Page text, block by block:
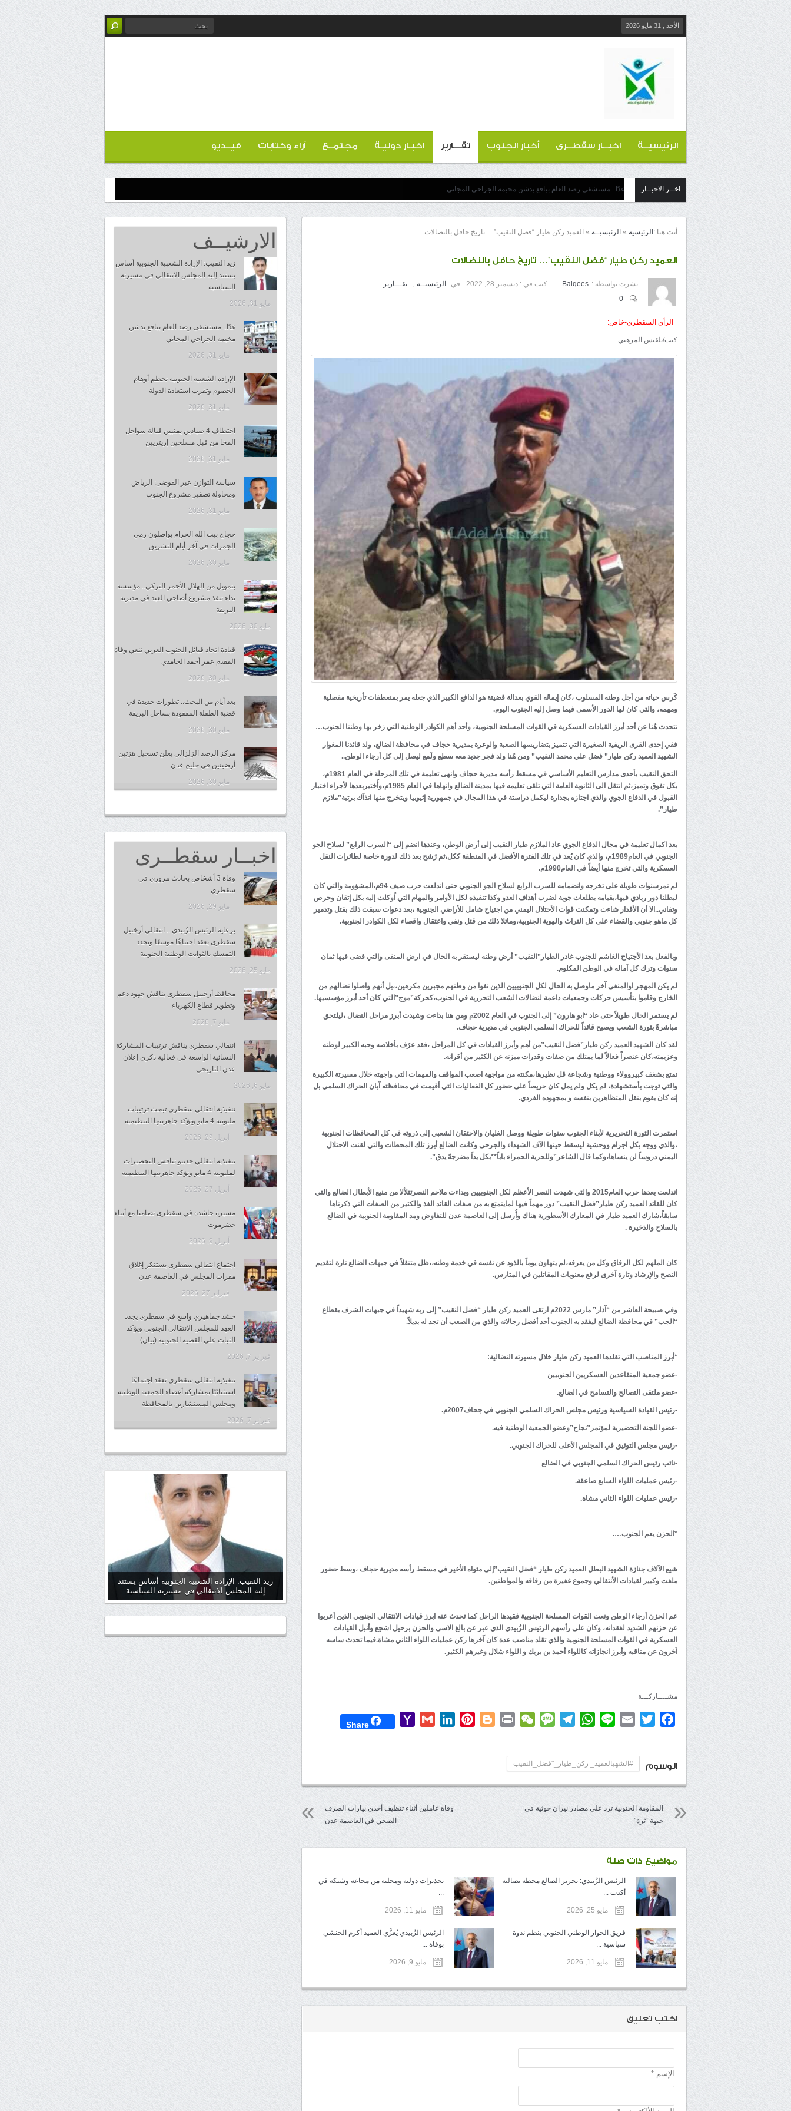
الأحد , 31 مايو 2026
الرئيسيــة اخبــار سقطــرى أخبار الجنوب تقـــارير اخبـار دوليـة مجتمــع آراء وكتابات فيــديو
اخــر الاخبــار غدًا.. مستشفى رصد العام بيافع يدشن مخيمه الجراحي المجاني
أنت هنا : الرئيسية » الرئيسيــة » العميد ركن طيار “فضل النقيب”… تاريخ حافل بالنضالات
العميد ركن طيار “فضل النقيب”… تاريخ حافل بالنضالات
نشرت بواسطة : Balqees كتب في : ديسمبر 28, 2022 في الرئيسيــة ,
تقـــارير
0
_الرأي السقطري-خاص:
كتب/بلقيس المرهبي
كَرس حياته من أجل وطنه المسلوب ،كان إيمانُه القوي بعدالة قضيتة هو الدافع الكبير الذي جعله يمر بمنعطفات تأريخية مفصلية
ومهمه، والتي كان لها الدور الأسمى فيما وصل إليه الجنوب اليوم.
نتحدث هُنا عن أحد أبرز القيادات العسكرية في القوات المسلحة الجنوبية، وأحد أهم الكوادر الوطنية التي زخر بها وطننا الجنوب…
ففي إحدى القرى الريفية الصغيرة التي تتميز بتضاريسها الصعبة والوعرة بمديرية حجاف في محافظة الضالع، ولد قائدنا المغوار
الشهيد العميد ركن طيار” فضل علي محمد النقيب” ومن هُنا ولد فجر جديد معه سطع ولَمع ليصل إلى كل أرجاء الوطن..
التحق النقيب بأحدى مدارس التعليم الأساسي في مسقط رأسه مديرية حجاف وانهى تعليمة في تلك المرحلة في العام 1981م،
بكل تفوق وتميز،ثم انتقل الى الثانوية العامة التي تلقى تعليمه فيها بمدينة الضالع وانهاها في العام 1985م،وأُختيربعدها لأجراء اختبار
القبول في الدفاع الجوي والذي اجتازه بجدارة ليكمل دراستة في هذا المجال في جمهورية إثيوبيا ويتخرج منها انذآك برتبة”ملازم
طيار”.
بعد اكمال تعليمة في مجال الدفاع الجوي عاد الملازم طيار النقيب إلى أرض الوطن، وعندها انضم إلى “السرب الرابع” لسلاح الجو
الجنوبي في العام1989م، والذي كان يُعد في تلك الفترة الأفضل في المنطقة ككل،ثم رُشح بعد ذلك لدورة خاصة لطائرات النقل
العسكرية والتي تخرج منها أيضاً في العام1990م.
لم تمرسنوات طويلة على تخرجه وانضمامه للسرب الرابع لسلاح الجو الجنوبي حتى اندلعت حرب صيف 94م،المشؤومة والتي كان
لبطلنا دور ريادي فيها،بقيامه بطلعات جوية لضرب أهداف العدو وكذا تنفيذه لكل الأوامر والمهام التي اُوكلت إليه بكل إتقان وحرص
وتفاني..الا أن الأقدار شاءت وتمكنت قوات الأحتلال اليمني من اجتياح شامل للأراضي الجنوبية ،بعد دعوات سبقت ذلك بقتل وتدمير
كل ماهو جنوبي والقضاء على كل التراث والهوية الجنوبية،وماتلا ذلك من قتل ونفي واعتقال واقصاء لكل الكوادر الجنوبية.
وبالفعل بعد الأجتياح الغاشم للجنوب غادر الطيار”النقيب” أرض وطنه ليستقر به الحال في ارض المنفى والتي قضى فيها ثمان
سنوات وترك كل آماله في الوطن المكلوم.
لم يكن المهجر اوالمنفى آخر ماوصل به الحال لكل الجنوبيين الذين نفوا من وطنهم مجبرين مكرهين،،بل أنهم واصلوا نضالهم من
الخارج وقاموا بتأسيس حركات وجمعيات داعمة لنضالات الشعب التحررية في الجنوب،كحركة”موج”التي كان أحد أبرز مؤسسيها.
لم يستمر الحال طويلاً حتى عاد “ابو هارون” إلى الجنوب في العام 2002م ومن هنا بداءت وشيدت أبرز مراحل النضال ،ليلتحق
مباشرةً بثورة الشعب ويصبح قائداً للحراك السلمي الجنوبي في مديرية حجاف.
لقد كان الشهيد العميد ركن طيار”فضل النقيب”من أهم وأبرز القيادات في كل المراحل ،فقد عرُف بأخلاصه وحبه الكبير لوطنه
وعزيمته،كان عنصراً فعالاً لما يمتلك من صفات وقدرات ميزته عن الكثير من أقرانه.
تمتع بشغف كبيروولاء ووطنية وشجاعة قل نظيرها،مكنته من مواجهة اصعب المواقف والمهمات التي واجهته خلال مسيرتة الكبيرة
والتي توجت بأستشهادة، لم يكل ولم يمل كان حريصاً على حضور كل الفعاليات التي أقيمت في محافظته آبان الحراك السلمي بل
إنه كان يقوم بنقل المتظاهرين بنفسه و بمجهوده الفردي.
استمرت الثورة التحريرية لأبناء الجنوب سنوات طويلة ووصل الغليان والاحتقان الشعبي إلى ذروته في كل المحافظات الجنوبية
،والذي ووجه بكل اجرام ووحشية ليسقط حينها الآف الشهداء والجرحى وكانت الضالع أبرز تلك المحطات والتي لقنت الاحتلال
اليمني دروساً لن ينساها،وكما قال الشاعر”وللحرية الحمراء باباً**بكل يداً مضرجةً يدق”.
اندلعت بعدها حرب العام2015 والتي شهدت النصر الأعظم لكل الجنوبيين وبداءت ملاحم النصرتتلألا من منبع الأبطال الضالع والتي
كان للقائد العميد ركن طيار”فضل النقيب” دور مهماً فيها لمايتمتع به من صفات القائد الفذ والكثير من الصفات التي ذكرناها
سابقاً،شارك العميد طيار في المعارك الأسطورية هناك وأُرسل إلى العاصمة عدن للتفاوض ومد المقاومة الجنوبية في الضالع
بالسلاح والذخيرة .
كان الملهم لكل الرفاق وكل من يعرفه،لم يتهاون يوماً بالذود عن نفسه في خدمة وطنه،،ظل متنقلاً في جبهات الضالع تارة لتقديم
النصح والإرشاد وتارة آخرى لرفع معنويات المقاتلين في المتارس.
وفي صبيحة العاشر من “آذار” مارس 2022م ارتقى العميد ركن طيار “فضل النقيب” إلى ربه شهيداً في جبهات الشرف بقطاع
“الجب” في محافظة الضالع ليفقد به الجنوب أحد أفضل رجالاته والذي من الصعب أن تجد له بديلاً.
*أبرز المناصب التي تقلدها العميد ركن طيار خلال مسيرته النضالية:
-عضو جمعية المتقاعدين العسكريين الجنوبيين
-عضو ملتقى التصالح والتسامح في الضالع.
-رئيس القيادة السياسية ورئيس مجلس الحراك السلمي الجنوبي في جحاف2007م.
-عضو اللجنة التحضيرية لمؤتمر”نجاح”وعضو الجمعية الوطنية فيه.
-رئيس مجلس التوثيق في المجلس الأعلى للحراك الجنوبي.
-نائب رئيس الحراك السلمي الجنوبي في الضالع
-رئيس عمليات اللواء السابع صاعقة.
-رئيس عمليات اللواء الثاني مشاة.
*الحزن يعم الجنوب….
شيع الآلاف جنازة الشهيد البطل العميد ركن طيار “فضل النقيب”إلى مثواه الأخير في مسقط رأسه مديرية حجاف ،وسط حضور
ملفت وكبير لقيادات الأنتقالي وجموع غفيرة من رفاقه والمواطنين.
عم الحزن أرجاء الوطن ونعت القوات المسلحة الجنوبية فقيدها الراحل كما تحدث عنه ابرز قيادات الانتقالي الجنوبي الذين أعربوا
عن حزنهم الشديد لفقدانه، وكان على رأسهم الرئيس الزُبيدي الذي عبر عن بالغ الاسى والحزن برحيل اشجع وأنبل القيادات
العسكرية في القوات المسلحة الجنوبية والذي تقلد مناصب عدة كان آخرها ركن عمليات اللواء الثاني مشاة.فيما تحدث ساسه
آخرون عن مناقبه وأبرز انجازاته كاللواء أحمد بن بريك و اللواء شلال وغيرهم الكثير.
مشــــاركـــة
Facebook
Twitter
Email
Line
WhatsApp
Telegram
Message
WeChat
Print
Blogger
Pinterest
LinkedIn
Gmail
Yahoo
Share
الوسوم #الشهيالعميد_ ركن_طيار_"فضل_النقيب
وفاة عاملين أثناء تنظيف أحدى بيارات الصرف
الصحي في العاصمة عدن
المقاومة الجنوبية ترد على مصادر نيران حوثية في
جبهة “ثرة”
مواضيع ذات صلة
الرئيس الزُبيدي: تحرير الضالع محطة نضالية
أكدت ...
مايو 25, 2026
تحذيرات دولية ومحلية من مجاعة وشيكة في
...
مايو 11, 2026
فريق الحوار الوطني الجنوبي ينظم ندوة
سياسية ...
مايو 11, 2026
الرئيس الزُبيدي يُعزَّي العميد أكرم الحنشي
بوفاة ...
مايو 9, 2026
اكتب تعليق
الإسم *
الارشيــف
زيد النقيب: الإرادة الشعبية الجنوبية أساس
يستند إليه المجلس الانتقالي في مسيرته
السياسية
مايو 31, 2026
غدًا.. مستشفى رصد العام بيافع يدشن
مخيمه الجراحي المجاني
مايو 31, 2026
الإرادة الشعبية الجنوبية تحطم أوهام
الخصوم وتقرب استعادة الدولة
مايو 31, 2026
اختطاف 4 صيادين يمنيين قبالة سواحل
المخا من قبل مسلحين إريتريين
مايو 31, 2026
سياسة التوازن عبر الفوضى: الرياض
ومحاولة تصفير مشروع الجنوب
مايو 31, 2026
حجاج بيت الله الحرام يواصلون رمي
الجمرات في آخر أيام التشريق
مايو 30, 2026
بتمويل من الهلال الأحمر التركي.. مؤسسة
نداء تنفذ مشروع أضاحي العيد في مديرية
البريقة
مايو 30, 2026
قيادة اتحاد قبائل الجنوب العربي تنعي وفاة
المقدم عمر أحمد الحامدي
مايو 30, 2026
بعد أيام من البحث.. تطورات جديدة في
قضية الطفلة المفقودة بساحل البريقة
مايو 30, 2026
مركز الرصد الزلزالي يعلن تسجيل هزتين
أرضيتين في خليج عدن
مايو 30, 2026
اخبــار سقطــرى
وفاة 3 أشخاص بحادث مروري في
سقطرى
مايو 29, 2026
برعاية الرئيس الزُبيدي .. انتقالي أرخبيل
سقطرى يعقد اجتناعُا موسعًا ويجدد
التمسك بالثوابت الوطنية الجنوبية
مايو 25, 2026
محافظ أرخبيل سقطرى يناقش جهود دعم
وتطوير قطاع الكهرباء
مايو 7, 2026
انتقالي سقطرى يناقش ترتيبات المشاركة
النسائية الواسعة في فعالية ذكرى إعلان
عدن التاريخي
مايو 6, 2026
تنفيذية انتقالي سقطرى تبحث ترتيبات
مليونية 4 مايو وتؤكد جاهزيتها التنظيمية
أبريل 29, 2026
تنفيذية انتقالي حديبو تناقش التحضيرات
لمليونية 4 مايو وتؤكد جاهزيتها التنظيمية
أبريل 27, 2026
مسيرة حاشدة في سقطرى تضامنا مع أبناء
حضرموت
أبريل 9, 2026
اجتماع انتقالي سقطرى يستنكر إغلاق
مقرات المجلس في العاصمة عدن
فبراير 27, 2026
حشد جماهيري واسع في سقطرى يجدد
العهد للمجلس الانتقالي الجنوبي ويؤكد
الثبات على القضية الجنوبية (بيان)
فبراير 7, 2026
تنفيذية انتقالي سقطرى تعقد اجتماعًا
استثنائيًا بمشاركة أعضاء الجمعية الوطنية
ومجلس المستشارين بالمحافظة
فبراير 7, 2026
زيد النقيب: الإرادة الشعبية الجنوبية أساس يستند
إليه المجلس الانتقالي في مسيرته السياسية